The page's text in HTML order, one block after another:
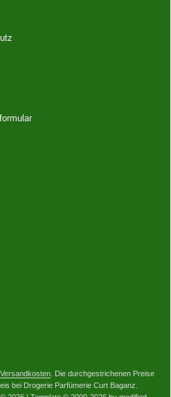
Versandkosten. Die durchgestrichenen Preise
bei Drogerie Parfümerie Curt Baganz.